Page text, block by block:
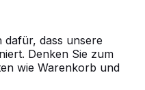
dafür, dass unsere
Denken Sie zum
wie Warenkorb und